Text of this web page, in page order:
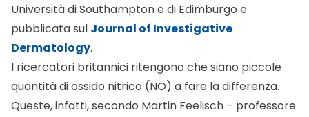
conosciuti per essere abbondanti nella pelle, è
coinvolto nella regolazione della pressione
sanguigna – sottolinea
esposti alla luce del sole, piccole quantità di NO
(ossido nitrico) vengono trasferite dalla pelle
alla circolazione, abbassando il tono dei vasi